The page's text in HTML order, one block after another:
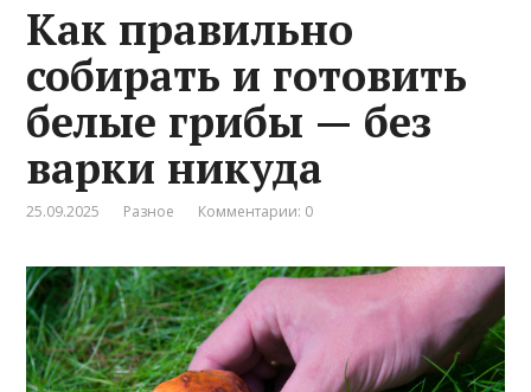
Как правильно
собирать и готовить
белые грибы — без
варки никуда
25.09.2025 Разное Комментарии: 0